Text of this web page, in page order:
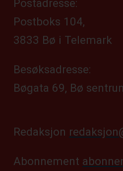
Postadresse:
Postboks 104,
3833 Bø i Telemark
Besøksadresse:
Bøgata 69, Bø
Redaksjon
Abonnement